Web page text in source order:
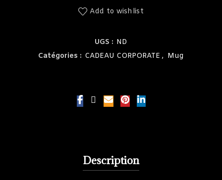
Add to wishlist
UGS : ND
Catégories : CADEAU CORPORATE , Mug
Description